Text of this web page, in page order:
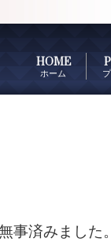
HOME
ホーム
事済みました